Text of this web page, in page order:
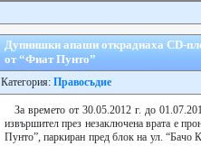
Дупнишки апаши откраднаха CD-
от “Фиат Пунто”
Категория: Правосъдие
За времето от 30.05.2012 г. до
извършител през незаключена врата е
Пунто”, паркиран пред блок на ул. “Бачо